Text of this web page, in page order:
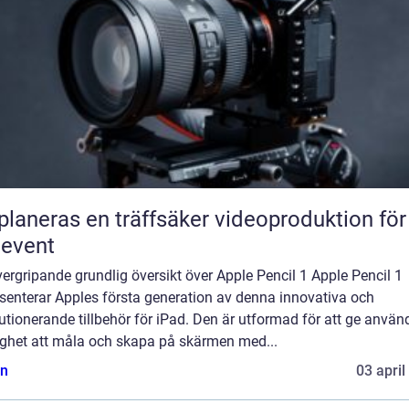
en träffsäker videoproduktion för
grundlig översikt över Apple Pencil 1 Apple Pencil 1
Apples första generation av denna innovativa och
tillbehör för iPad. Den är utformad för att ge
att måla och skapa på skärmen med...
03 april